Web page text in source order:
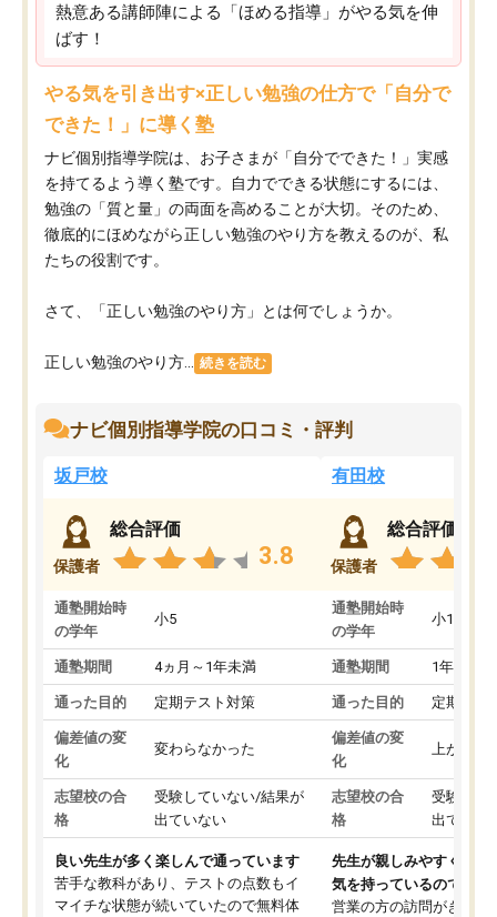
熱意ある講師陣による「ほめる指導」がやる気を伸
ばす！
やる気を引き出す×正しい勉強の仕方で「自分で
できた！」に導く塾
ナビ個別指導学院は、お子さまが「自分でできた！」実感
を持てるよう導く塾です。自力でできる状態にするには、
勉強の「質と量」の両面を高めることが大切。そのため、
徹底的にほめながら正しい勉強のやり方を教えるのが、私
たちの役割です。
さて、「正しい勉強のやり方」とは何でしょうか。
正しい勉強のやり方... 続きを読む
ナビ個別指導学院の口コミ・評判
坂戸校
保護者
総合評価
3.8
通塾開始時
の学年
小5
通塾期間 4ヵ月～1年未満
通った目的 定期テスト対策
偏差値の変
化
変わらなかった
志望校の合
格
受験していない/結果が
出ていない
良い先生が多く楽しんで通っています
苦手な教科があり、テストの点数もイ
マイチな状態が続いていたので無料体
有田校
保護者
総合評価
通塾開始時
の学年
小1
通塾期間 1年以上
通った目的 定期テス
偏差値の変
化
上がった
志望校の合
格
受験して
出ていな
先生が親しみやすく勉強
気を持っているので安心
営業の方の訪問がきっか